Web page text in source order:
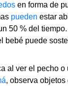
en forma de
pueden estar
50 % del
bebé puede
al ver el pecho o
, observa objetos